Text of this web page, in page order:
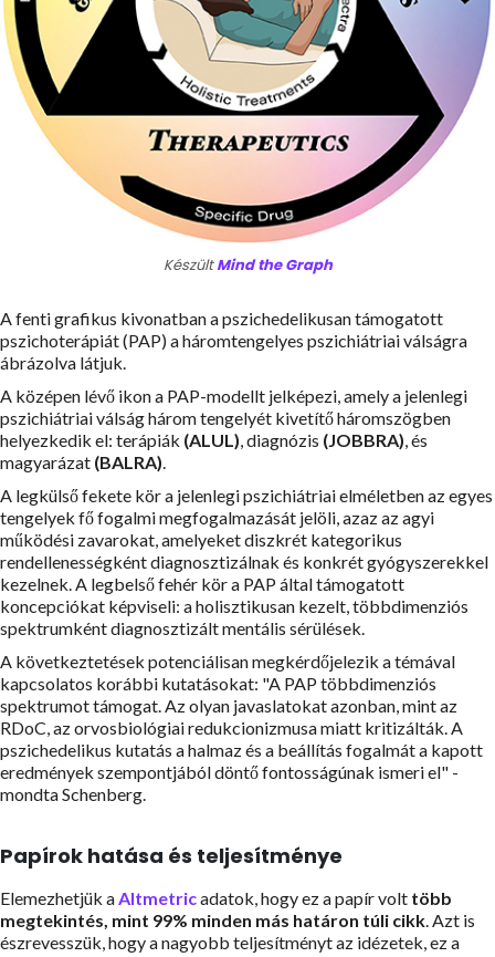
KészültMind the Graph
A fenti grafikus kivonatban a pszichedelikusan támogatott
pszichoterápiát (PAP) a háromtengelyes pszichiátriai válságra
ábrázolva látjuk.
A középen lévő ikon a PAP-modellt jelképezi, amely a jelenlegi
pszichiátriai válság három tengelyét kivetítő háromszögben
helyezkedik el: terápiák (ALUL), diagnózis (JOBBRA), és
magyarázat (BALRA).
A legkülső fekete kör a jelenlegi pszichiátriai elméletben az egyes
tengelyek fő fogalmi megfogalmazását jelöli, azaz az agyi
működési zavarokat, amelyeket diszkrét kategorikus
rendellenességként diagnosztizálnak és konkrét gyógyszerekkel
kezelnek. A legbelső fehér kör a PAP által támogatott
koncepciókat képviseli: a holisztikusan kezelt, többdimenziós
spektrumként diagnosztizált mentális sérülések.
A következtetések potenciálisan megkérdőjelezik a témával
kapcsolatos korábbi kutatásokat: "A PAP többdimenziós
spektrumot támogat. Az olyan javaslatokat azonban, mint az
RDoC, az orvosbiológiai redukcionizmusa miatt kritizálták. A
pszichedelikus kutatás a halmaz és a beállítás fogalmát a kapott
eredmények szempontjából döntő fontosságúnak ismeri el" -
mondta Schenberg.
Papírok hatása és teljesítménye
Elemezhetjük aAltmetricadatok, hogy ez a papír volt több
megtekintés, mint 99% minden más határon túli cikk. Azt is
észrevesszük, hogy a nagyobb teljesítményt az idézetek, ez a